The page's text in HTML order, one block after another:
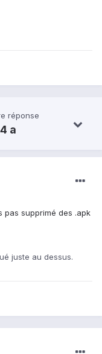
réponse
a
pas supprimé des .apk
juste au dessus.